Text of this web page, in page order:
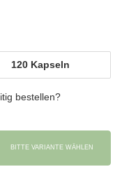
120 Kapseln
120 Kapseln
bestellen?
BITTE VARIANTE WÄHLEN